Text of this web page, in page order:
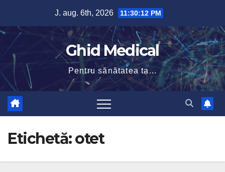
content
J. aug. 6th, 2026 11:30:12 PM
Ghid Medical
Pentru sănătatea ta...
Etichetă:otet